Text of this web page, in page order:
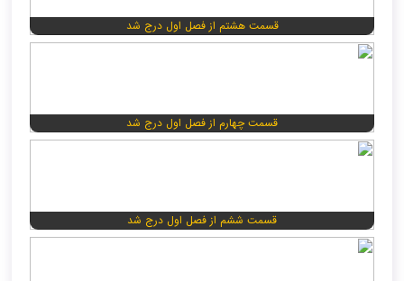
قسمت هشتم از فصل اول درج شد
قسمت چهارم از فصل اول درج شد
قسمت ششم از فصل اول درج شد